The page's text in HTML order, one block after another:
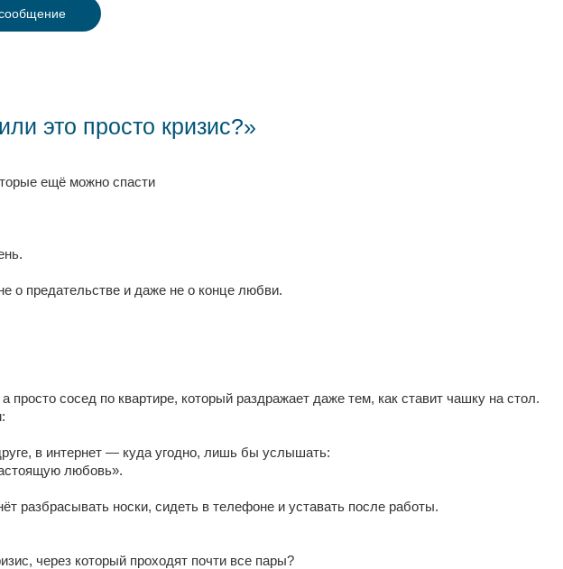
это просто кризис?»
ещё можно спасти
о предательстве и даже не о конце любви.
сосед по квартире, который раздражает даже тем, как ставит чашку на стол.
в интернет — куда угодно, лишь бы услышать:
любовь».
разбрасывать носки, сидеть в телефоне и уставать после работы.
через который проходят почти все пары?